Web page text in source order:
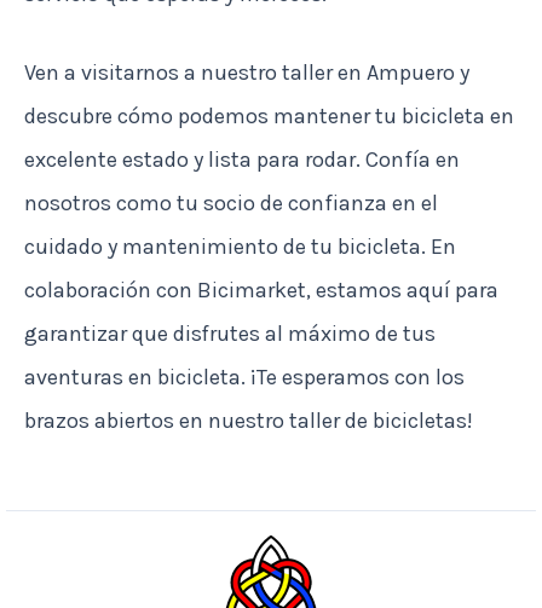
Ven a visitarnos a nuestro taller en Ampuero y
descubre cómo podemos mantener tu bicicleta en
excelente estado y lista para rodar. Confía en
nosotros como tu socio de confianza en el
cuidado y mantenimiento de tu bicicleta. En
colaboración con Bicimarket, estamos aquí para
garantizar que disfrutes al máximo de tus
aventuras en bicicleta. ¡Te esperamos con los
brazos abiertos en nuestro taller de bicicletas!